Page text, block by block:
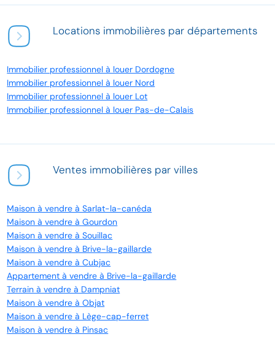
Locations immobilières par départements
Immobilier professionnel à louer Dordogne
Immobilier professionnel à louer Nord
Immobilier professionnel à louer Lot
Immobilier professionnel à louer Pas-de-Calais
Ventes immobilières par villes
Maison à vendre à Sarlat-la-canéda
Maison à vendre à Gourdon
Maison à vendre à Souillac
Maison à vendre à Brive-la-gaillarde
Maison à vendre à Cubjac
Appartement à vendre à Brive-la-gaillarde
Terrain à vendre à Dampniat
Maison à vendre à Objat
Maison à vendre à Lège-cap-ferret
Maison à vendre à Pinsac